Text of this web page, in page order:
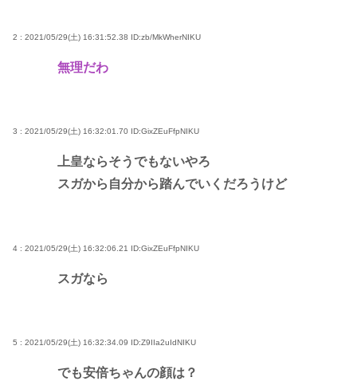
2 : 2021/05/29(土) 16:31:52.38 ID:zb/MkWherNIKU
無理だわ
3 : 2021/05/29(土) 16:32:01.70 ID:GixZEuFfpNIKU
上皇ならそうでもないやろ
スガから自分から踏んでいくだろうけど
4 : 2021/05/29(土) 16:32:06.21 ID:GixZEuFfpNIKU
スガなら
5 : 2021/05/29(土) 16:32:34.09 ID:Z9IIa2uIdNIKU
でも安倍ちゃんの顔は？